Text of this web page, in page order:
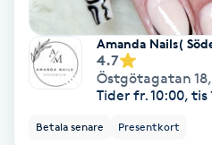
Nagelförlängning akryl
Nagelförlängning gelé
Amanda Nails(
4.7
Östgötagatan 18,
Tider fr. 10:00, tis
Betala senare Presentkort